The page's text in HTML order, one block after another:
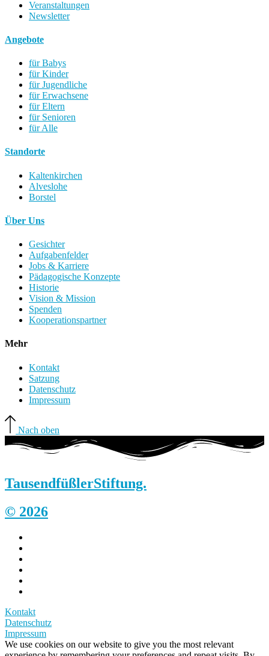
Veranstaltungen
Newsletter
Angebote
für Babys
für Kinder
für Jugendliche
für Erwachsene
für Eltern
für Senioren
für Alle
Standorte
Kaltenkirchen
Alveslohe
Borstel
Über Uns
Gesichter
Aufgabenfelder
Jobs & Karriere
Pädagogische Konzepte
Historie
Vision & Mission
Spenden
Kooperationspartner
Mehr
Kontakt
Satzung
Datenschutz
Impressum
Nach oben
TausendfüßlerStiftung.
© 2026
Kontakt
Datenschutz
Impressum
We use cookies on our website to give you the most relevant